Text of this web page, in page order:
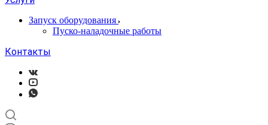
Запуск оборудования
Пуско-наладочные работы
Контакты